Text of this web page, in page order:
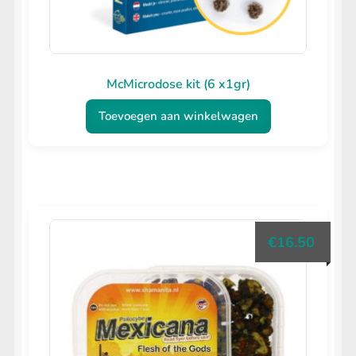
McMicrodose kit (6 x1gr)
Toevoegen aan winkelwagen
€16.50